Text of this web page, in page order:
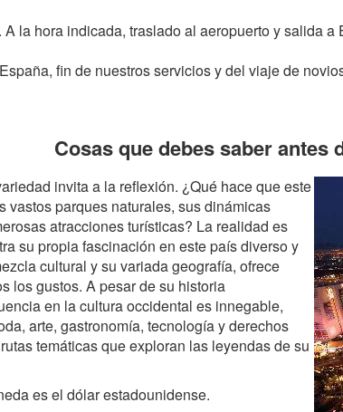
. A la hora indicada, traslado al aeropuerto y salida
fin de nuestros servicios y del viaje de
Cosas que debes saber antes
invita a la reflexión. ¿Qué hace que este
vastos parques naturales, sus dinámicas
atracciones turísticas? La realidad es
su propia fascinación en este país diverso y
cultural y su variada geografía, ofrece
los gustos. A pesar de su historia
en la cultura occidental es innegable,
arte, gastronomía, tecnología y derechos
temáticas que exploran las leyendas de su
es el dólar estadounidense.